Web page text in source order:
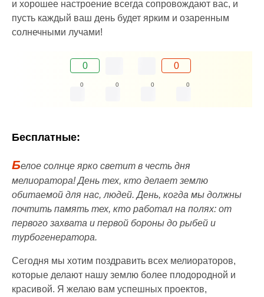
и хорошее настроение всегда сопровождают вас, и
пусть каждый ваш день будет ярким и озаренным
солнечными лучами!
0 0
0 0 0 0
Бесплатные:
Белое солнце ярко светит в честь дня
мелиоратора! День тех, кто делает землю
обитаемой для нас, людей. День, когда мы должны
почтить память тех, кто работал на полях: от
первого захвата и первой бороны до рыбей и
турбогенератора.
Сегодня мы хотим поздравить всех мелиораторов,
которые делают нашу землю более плодородной и
красивой. Я желаю вам успешных проектов,